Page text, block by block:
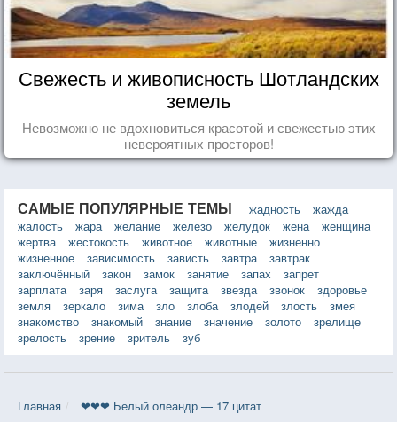
Свежесть и живописность Шотландских
земель
Невозможно не вдохновиться красотой и свежестью этих
невероятных просторов!
САМЫЕ ПОПУЛЯРНЫЕ ТЕМЫ жадность
жажда
жалость
жара желание железо желудок жена
женщина
жертва
жестокость животное животные
жизненно
жизненное
зависимость зависть завтра
завтрак
заключённый
закон замок занятие запах
запрет
зарплата
заря заслуга защита звезда звонок
здоровье
земля
зеркало зима зло злоба злодей злость
змея
знакомство
знакомый знание значение золото
зрелище
зрелость
зрение зритель зуб
Главная ❤❤❤ Белый олеандр — 17 цитат